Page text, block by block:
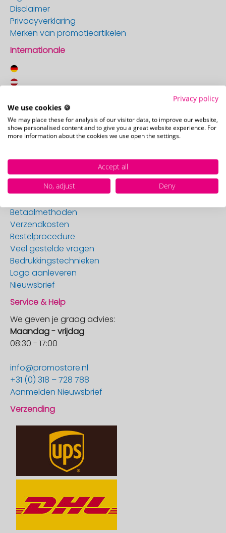
Disclaimer
Privacyverklaring
Merken van promotieartikelen
Internationale
Promostore Duitsland
Promostore Oostenrijk
Promostore Zwitserland
Magazine & Gids
Betaalmethoden
Verzendkosten
Bestelprocedure
Veel gestelde vragen
Bedrukkingstechnieken
Logo aanleveren
Nieuwsbrief
Service & Help
We geven je graag advies:
Maandag - vrijdag
08:30 - 17:00
info@promostore.nl
+31 (0) 318 – 728 788
Aanmelden Nieuwsbrief
Verzending
Privacy policy
We use cookies 🍪
We may place these for analysis of our visitor data, to improve our website,
show personalised content and to give you a great website experience. For
more information about the cookies we use open the settings.
Accept all
No, adjust
Deny